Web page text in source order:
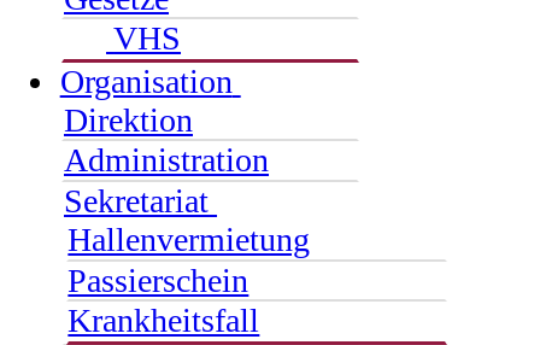
VHS
Organisation
Direktion
Administration
Sekretariat
Hallenvermietung
Passierschein
Krankheitsfall